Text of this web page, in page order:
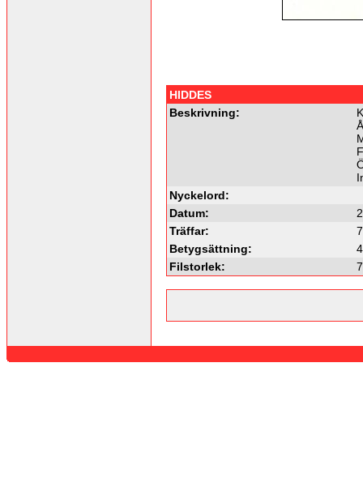
HIDDES
Beskrivning:
Nyckelord:
Datum:
Träffar:
Betygsättning:
Filstorlek: